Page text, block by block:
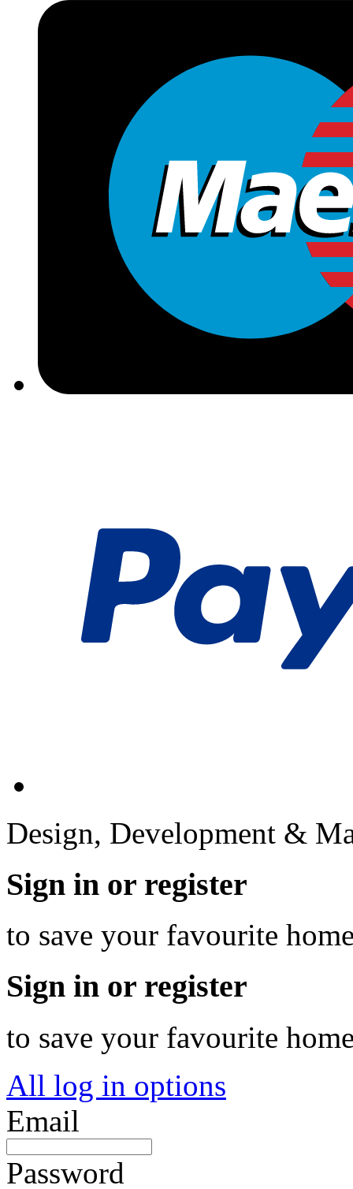
Design, Development &
Sign in or register
to save your favourite
Sign in or register
to save your favourite
All log in options
Email
Password